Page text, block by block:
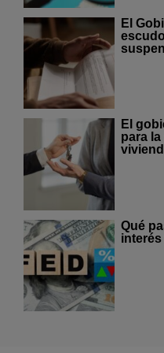
El
El
para
Qué
interés